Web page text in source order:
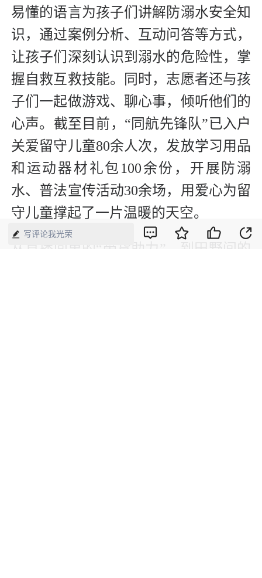
易懂的语言为孩子们讲解防溺水安全知
识，通过案例分析、互动问答等方式，
让孩子们深刻认识到溺水的危险性，掌
握自救互救技能。同时，志愿者还与孩
子们一起做游戏、聊心事，倾听他们的
心声。截至目前，“同航先锋队”已入户
关爱留守儿童80余人次，发放学习用品
和运动器材礼包100余份，开展防溺
水、普法宣传活动30余场，用爱心为留
守儿童撑起了一片温暖的天空。
从直播间里的“带货助力”，到田野间的
写评论我光荣